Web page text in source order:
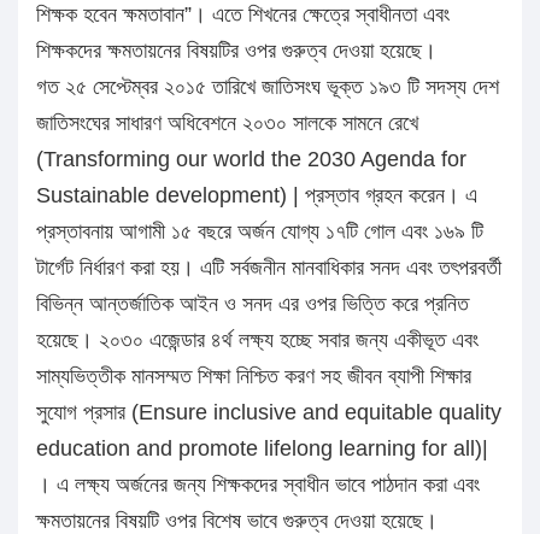
শিক্ষক হবেন ক্ষমতাবান”। এতে শিখনের ক্ষেত্রে স্বাধীনতা এবং
শিক্ষকদের ক্ষমতায়নের বিষয়টির ওপর গুরুত্ব দেওয়া হয়েছে।
গত ২৫ সেপ্টেম্বর ২০১৫ তারিখে জাতিসংঘ ভূক্ত ১৯৩ টি সদস্য দেশ
জাতিসংঘের সাধারণ অধিবেশনে ২০৩০ সালকে সামনে রেখে
(Transforming our world the 2030 Agenda for
Sustainable development) | প্রস্তাব গ্রহন করেন। এ
প্রস্তাবনায় আগামী ১৫ বছরে অর্জন যোগ্য ১৭টি গোল এবং ১৬৯ টি
টার্গেট নির্ধারণ করা হয়। এটি সর্বজনীন মানবাধিকার সনদ এবং তৎপরবর্তী
বিভিন্ন আন্তর্জাতিক আইন ও সনদ এর ওপর ভিত্তি করে প্রনিত
হয়েছে। ২০৩০ এজেন্ডার ৪র্থ লক্ষ্য হচ্ছে সবার জন্য একীভূত এবং
সাম্যভিত্তীক মানসম্মত শিক্ষা নিশ্চিত করণ সহ জীবন ব্যাপী শিক্ষার
সুযোগ প্রসার (Ensure inclusive and equitable quality
education and promote lifelong learning for all)|
। এ লক্ষ্য অর্জনের জন্য শিক্ষকদের স্বাধীন ভাবে পাঠদান করা এবং
ক্ষমতায়নের বিষয়টি ওপর বিশেষ ভাবে গুরুত্ব দেওয়া হয়েছে।